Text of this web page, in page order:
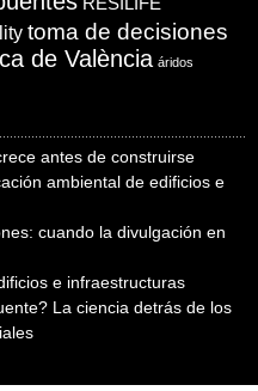
toma de decisiones
de València áridos
antes de construirse
ambiental de edificios e
cuando la divulgación en
e infraestructuras
La ciencia detrás de los